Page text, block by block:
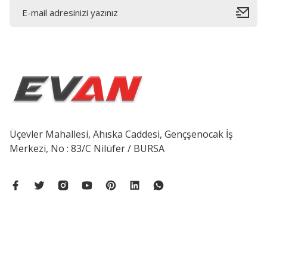
Üçevler Mahallesi, Ahıska Caddesi, Gençşenocak İş
Merkezi, No : 83/C Nilüfer / BURSA